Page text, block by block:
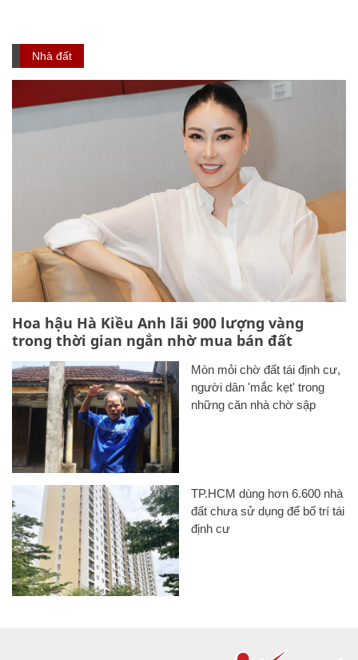
Nhà đất
Hoa hậu Hà Kiều Anh lãi 900 lượng vàng
trong thời gian ngắn nhờ mua bán đất
Mòn mỏi chờ đất tái định cư,
người dân 'mắc kẹt' trong
những căn nhà chờ sập
TP.HCM dùng hơn 6.600 nhà
đất chưa sử dụng để bố trí tái
định cư